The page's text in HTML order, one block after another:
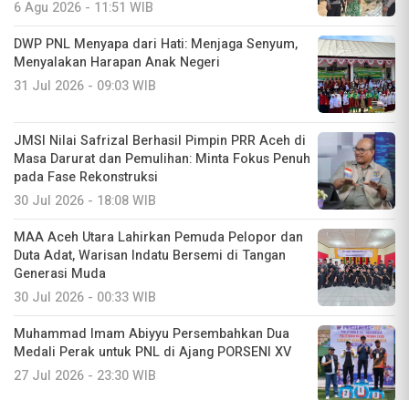
6 Agu 2026 - 11:51 WIB
DWP PNL Menyapa dari Hati: Menjaga Senyum,
Menyalakan Harapan Anak Negeri
31 Jul 2026 - 09:03 WIB
JMSI Nilai Safrizal Berhasil Pimpin PRR Aceh di
Masa Darurat dan Pemulihan: Minta Fokus Penuh
pada Fase Rekonstruksi
30 Jul 2026 - 18:08 WIB
MAA Aceh Utara Lahirkan Pemuda Pelopor dan
Duta Adat, Warisan Indatu Bersemi di Tangan
Generasi Muda
30 Jul 2026 - 00:33 WIB
Muhammad Imam Abiyyu Persembahkan Dua
Medali Perak untuk PNL di Ajang PORSENI XV
27 Jul 2026 - 23:30 WIB